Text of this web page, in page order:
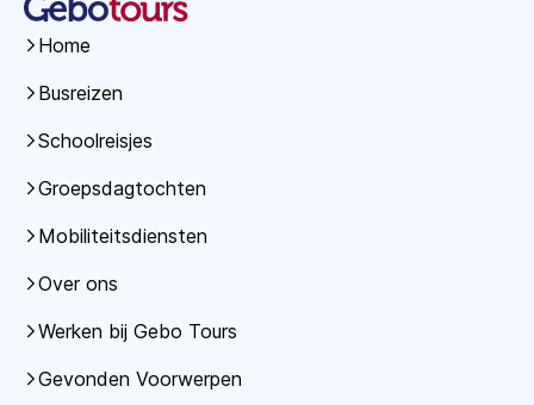
Home
Busreizen
Schoolreisjes
Groepsdagtochten
Mobiliteitsdiensten
Over ons
Werken bij Gebo Tours
Gevonden Voorwerpen